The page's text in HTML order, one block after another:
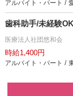
アルバイト・パート /
歯科助手/未経験
医療法人社団悠和会
時給1,400円
アルバイト・パート /